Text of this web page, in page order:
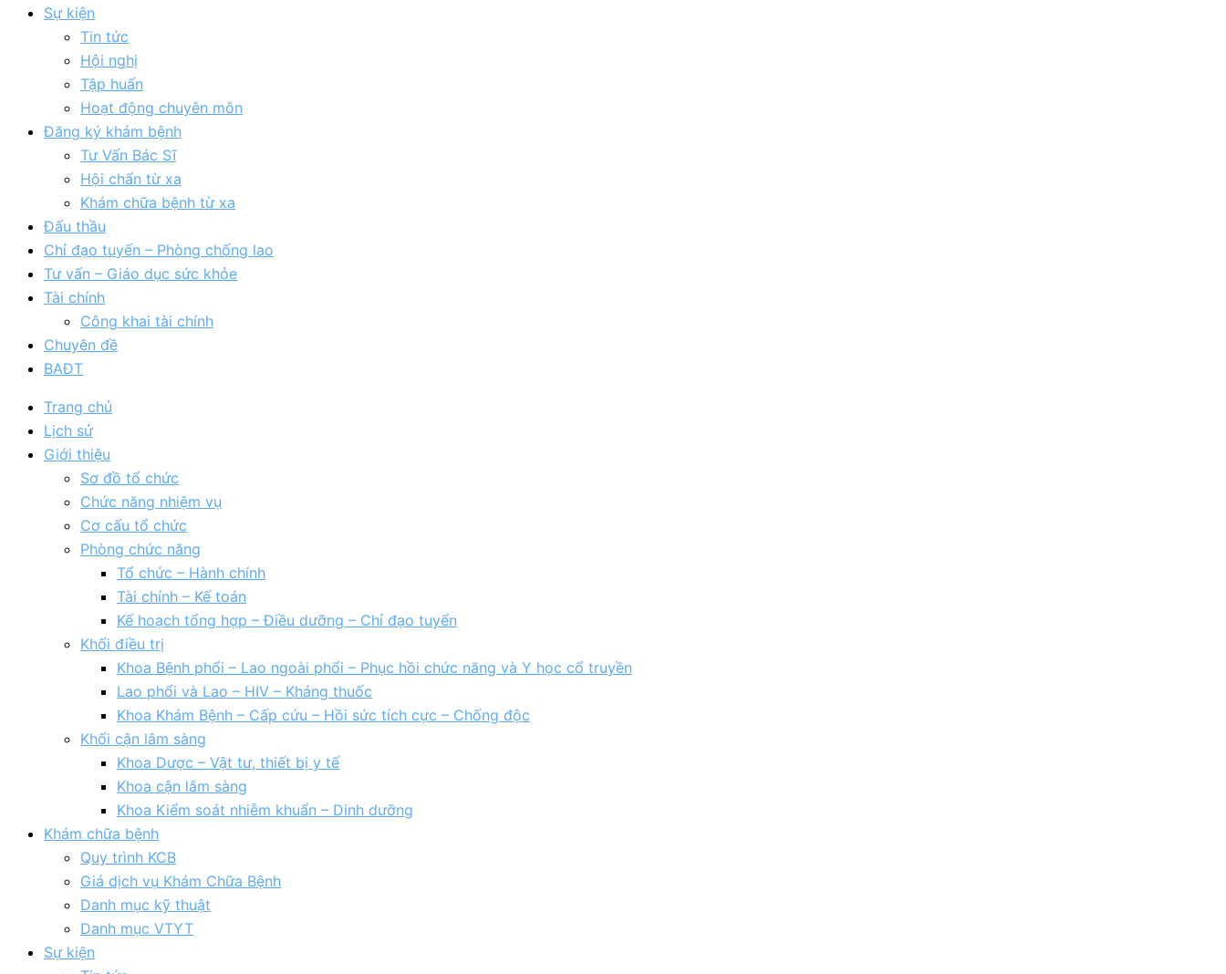
Sự kiện
Tin tức
Hội nghị
Tập huấn
Hoạt động chuyên môn
Đăng ký khám bệnh
Tư Vấn Bác Sĩ
Hội chẩn từ xa
Khám chữa bệnh từ xa
Đấu thầu
Chỉ đạo tuyến – Phòng chống lao
Tư vấn – Giáo dục sức khỏe
Tài chính
Công khai tài chính
Chuyên đề
BAĐT
Trang chủ
Lịch sử
Giới thiệu
Sơ đồ tổ chức
Chức năng nhiệm vụ
Cơ cấu tổ chức
Phòng chức năng
Tổ chức – Hành chính
Tài chính – Kế toán
Kế hoạch tổng hợp – Điều dưỡng – Chỉ đạo tuyển
Khối điều trị
Khoa Bệnh phổi – Lao ngoài phổi – Phục hồi chức năng và Y học cổ truyền
Lao phổi và Lao – HIV – Kháng thuốc
Khoa Khám Bệnh – Cấp cứu – Hồi sức tích cực – Chống độc
Khối cận lâm sàng
Khoa Dược – Vật tư, thiết bị y tế
Khoa cận lâm sàng
Khoa Kiểm soát nhiễm khuẩn – Dinh dưỡng
Khám chữa bệnh
Quy trình KCB
Giá dịch vụ Khám Chữa Bệnh
Danh mục kỹ thuật
Danh mục VTYT
Sự kiện